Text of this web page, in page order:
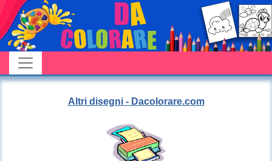
Altri disegni - Dacolorare.com